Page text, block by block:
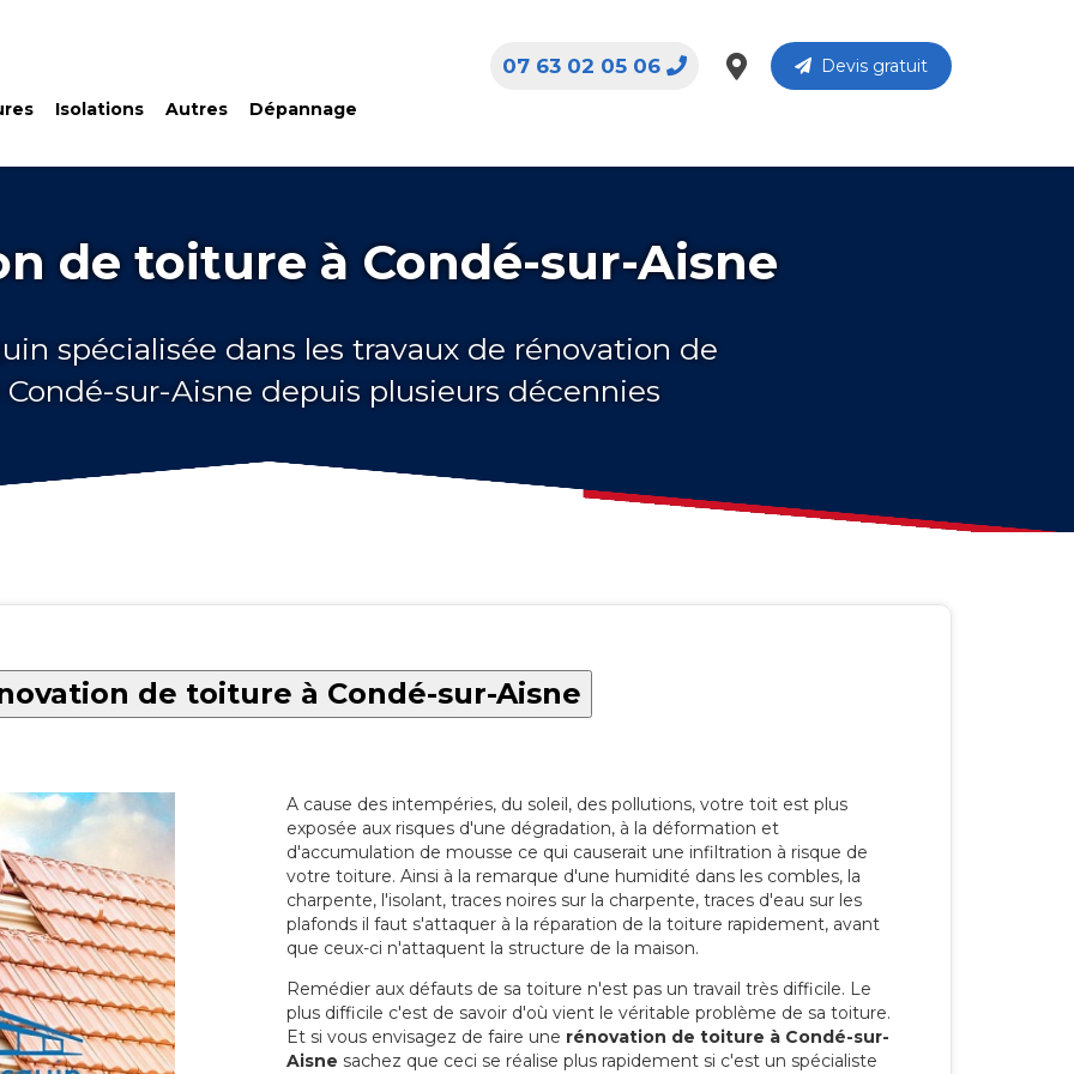
Isolations Autres Dépannage
Devis gratuit
07 63 02 05 06
de toiture à Condé-sur-Aisne
spécialisée dans les travaux de rénovation de
sur-Aisne depuis plusieurs décennies
de toiture à Condé-sur-Aisne
A cause des intempéries, du soleil, des pollutions, votre toit est plus
exposée aux risques d'une dégradation, à la déformation et
d'accumulation de mousse ce qui causerait une infiltration à risque de
votre toiture. Ainsi à la remarque d'une humidité dans les combles, la
charpente, l'isolant, traces noires sur la charpente, traces d'eau sur les
plafonds il faut s'attaquer à la réparation de la toiture rapidement, avant
que ceux-ci n'attaquent la structure de la maison.
Remédier aux défauts de sa toiture n'est pas un travail très difficile. Le
plus difficile c'est de savoir d'où vient le véritable problème de sa toiture.
Et si vous envisagez de faire une rénovation de toiture à Condé-sur-
Aisne sachez que ceci se réalise plus rapidement si c'est un spécialiste